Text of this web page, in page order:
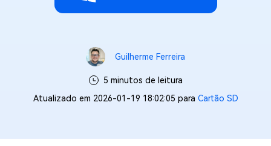
Guilherme Ferreira
5 minutos de leitura
Atualizado em 2026-01-19 18:02:05 para Cartão SD